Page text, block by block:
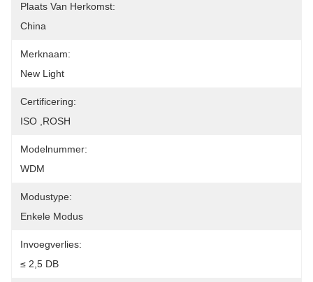
Plaats Van Herkomst:
China
Merknaam:
New Light
Certificering:
ISO ,ROSH
Modelnummer:
WDM
Modustype:
Enkele Modus
Invoegverlies:
≤ 2,5 DB